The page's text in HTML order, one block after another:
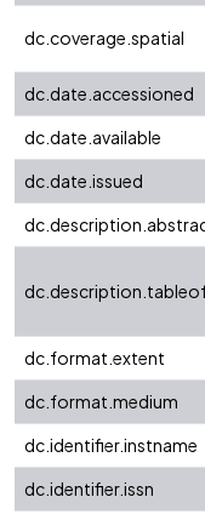
dc.coverage.spatial
dc.date.accessioned
dc.date.available
dc.date.issued
dc.format.extent
dc.format.medium
dc.identifier.instname
dc.identifier.issn